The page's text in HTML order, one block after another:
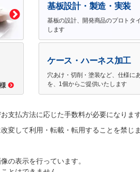
基板設計・製造・実装
基板の設計、開発商品のプロトタ
します
ケース・ハーネス加工
穴あけ・切削・塗装など、仕様に
を、1個からご提供いたします
支払方法に応じた手数料が必要になります
して利用・転載・転用することを禁じま
の表示を行っています。